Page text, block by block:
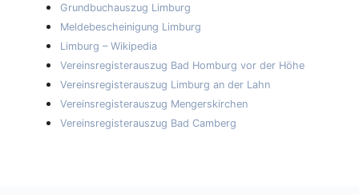
Grundbuchauszug Limburg
Meldebescheinigung Limburg
Limburg – Wikipedia
Vereinsregisterauszug Bad Homburg vor der Höhe
Vereinsregisterauszug Limburg an der Lahn
Vereinsregisterauszug Mengerskirchen
Vereinsregisterauszug Bad Camberg